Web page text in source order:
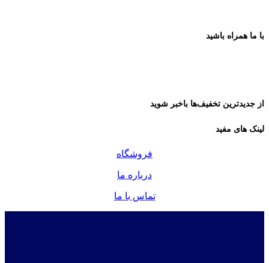
با ما همراه باشید
از جدیدترین تخفیف‌ها باخبر شوید
لینک های مفید
فروشگاه
درباره ما
تماس با ما